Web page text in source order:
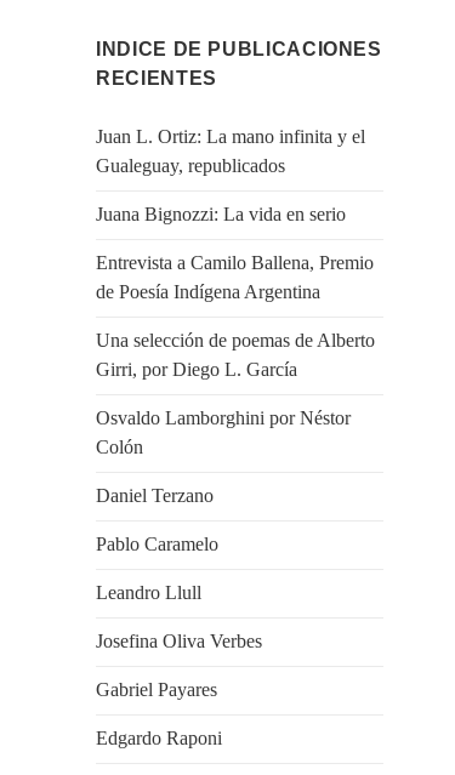
INDICE DE PUBLICACIONES
RECIENTES
Juan L. Ortiz: La mano infinita y el
Gualeguay, republicados
Juana Bignozzi: La vida en serio
Entrevista a Camilo Ballena, Premio
de Poesía Indígena Argentina
Una selección de poemas de Alberto
Girri, por Diego L. García
Osvaldo Lamborghini por Néstor
Colón
Daniel Terzano
Pablo Caramelo
Leandro Llull
Josefina Oliva Verbes
Gabriel Payares
Edgardo Raponi